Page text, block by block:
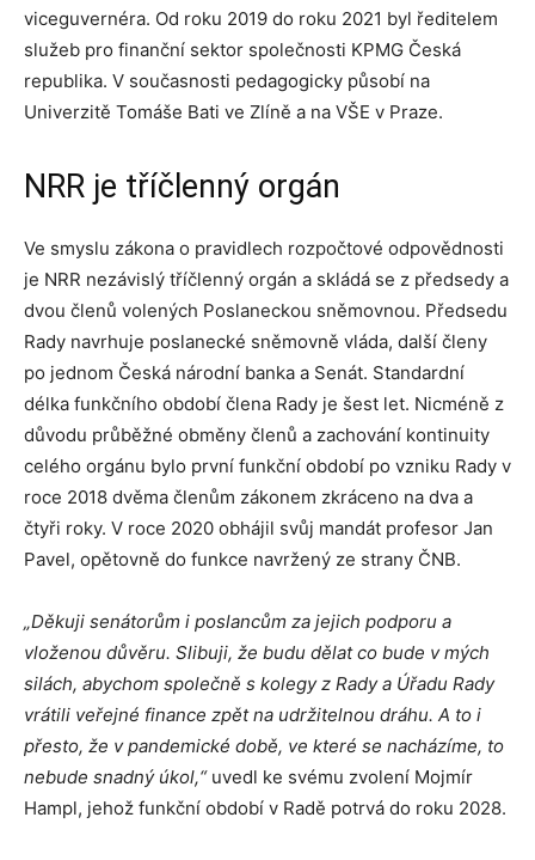
viceguvernéra. Od roku 2019 do roku 2021 byl ředitelem
služeb pro finanční sektor společnosti KPMG Česká
republika. V současnosti pedagogicky působí na
Univerzitě Tomáše Bati ve Zlíně a na VŠE v Praze.
NRR je tříčlenný orgán
Ve smyslu zákona o pravidlech rozpočtové odpovědnosti
je NRR nezávislý tříčlenný orgán a skládá se z předsedy a
dvou členů volených Poslaneckou sněmovnou. Předsedu
Rady navrhuje poslanecké sněmovně vláda, další členy
po jednom Česká národní banka a Senát. Standardní
délka funkčního období člena Rady je šest let. Nicméně z
důvodu průběžné obměny členů a zachování kontinuity
celého orgánu bylo první funkční období po vzniku Rady v
roce 2018 dvěma členům zákonem zkráceno na dva a
čtyři roky. V roce 2020 obhájil svůj mandát profesor Jan
Pavel, opětovně do funkce navržený ze strany ČNB.
„Děkuji senátorům i poslancům za jejich podporu a
vloženou důvěru. Slibuji, že budu dělat co bude v mých
silách, abychom společně s kolegy z Rady a Úřadu Rady
vrátili veřejné finance zpět na udržitelnou dráhu. A to i
přesto, že v pandemické době, ve které se nacházíme, to
nebude snadný úkol,“ uvedl ke svému zvolení Mojmír
Hampl, jehož funkční období v Radě potrvá do roku 2028.